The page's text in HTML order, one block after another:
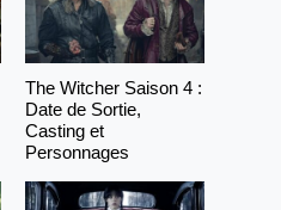
The Witcher Saison 4 :
Date de Sortie,
Casting et
Personnages